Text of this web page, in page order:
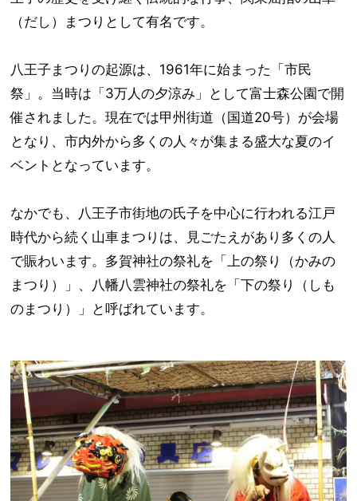
（だし）まつりとして有名です。
八王子まつりの起源は、1961年に始まった「市民
祭」。当時は「3万人の夕涼み」として富士森公園で開
催されました。現在では甲州街道（国道20号）が会場
となり、市内外から多くの人々が集まる盛大な夏のイ
ベントとなっています。
なかでも、八王子市街地の氏子を中心に行われる江戸
時代から続く山車まつりは、見ごたえがあり多くの人
で賑わいます。多賀神社の祭礼を「上の祭り（かみの
まつり）」、八幡八雲神社の祭礼を「下の祭り（しも
のまつり）」と呼ばれています。